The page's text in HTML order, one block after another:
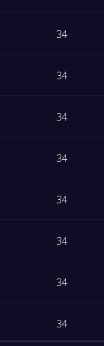
34
34
34
34
34
34
34
34